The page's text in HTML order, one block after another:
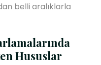
belli aralıklarla
Hususlar